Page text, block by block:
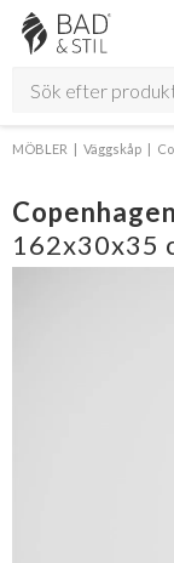
MÖBLER Väggskåp
162x30x35